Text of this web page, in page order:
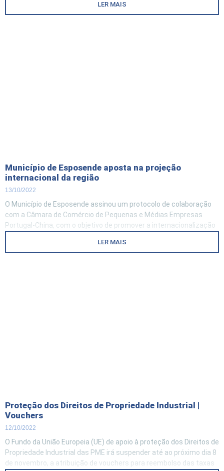
respetivas soluções devem contribuir, de forma direta ou indireta,
LER MAIS
Município de Esposende aposta na projeção
internacional da região
13/10/2022
O Município de Esposende assinou um protocolo de colaboração
com a Câmara de Comércio de Pequenas e Médias Empresas
Portugal-China, com o objetivo de promover a internacionalização
tendo em vista a promoção da projeção internacional da região. .
LER MAIS
Proteção dos Direitos de Propriedade Industrial |
Vouchers
12/10/2022
O Fundo da União Europeia (UE) de apoio à proteção dos Direitos de
Propriedade Industrial das PME irá suspender até ao próximo dia 8
de novembro, a atribuição de vouchers para reembolso das taxas